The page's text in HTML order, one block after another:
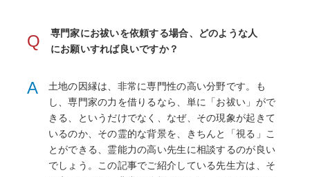
Q
専門家にお祓いを依頼する場合、どのような人
にお願いすれば良いですか？
A
土地の因縁は、非常に専門性の高い分野です。も
し、専門家の力を借りるなら、単に「お祓い」がで
きる、というだけでなく、なぜ、その現象が起きて
いるのか、その霊的な背景を、きちんと「視る」こ
とができる、霊能力の高い先生に相談するのが良い
でしょう。この記事でご紹介している先生方は、そ